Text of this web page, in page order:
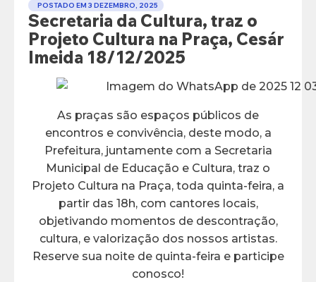
POSTADO EM 3 DEZEMBRO, 2025
Secretaria da Cultura, traz o
Projeto Cultura na Praça, Cesár
lmeida 18/12/2025
As praças são espaços públicos de
encontros e convivência, deste modo, a
Prefeitura, juntamente com a Secretaria
Municipal de Educação e Cultura, traz o
Projeto Cultura na Praça, toda quinta-feira, a
partir das 18h, com cantores locais,
objetivando momentos de descontração,
cultura, e valorização dos nossos artistas.
Reserve sua noite de quinta-feira e participe
conosco!